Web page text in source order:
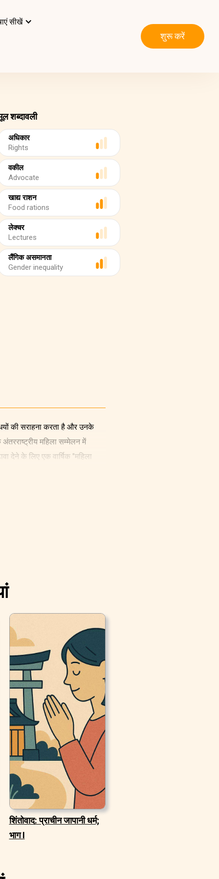
सीखें
शुरू करें
शब्दावली
अधिकार
Rights
वकील
Advocate
खाद्य राशन
Food rations
लेक्चर
Lectures
लैंगिक असमानता
Gender inequality
की सराहना करता है और उनके
महिला सम्मेलन में
देने के लिए एक वार्षिक "महिला
शिंतोवाद: प्राचीन जापानी धर्म;
भाग I